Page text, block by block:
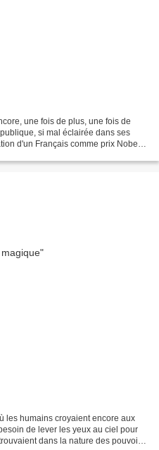
une fois de plus, une fois de
si mal éclairée dans ses
d'un Français comme prix Nobel
les humains croyaient encore aux
de lever les yeux au ciel pour
dans la nature des pouvoirs